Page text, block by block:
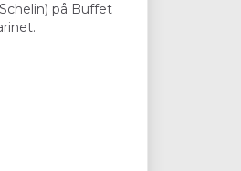
på Buffet